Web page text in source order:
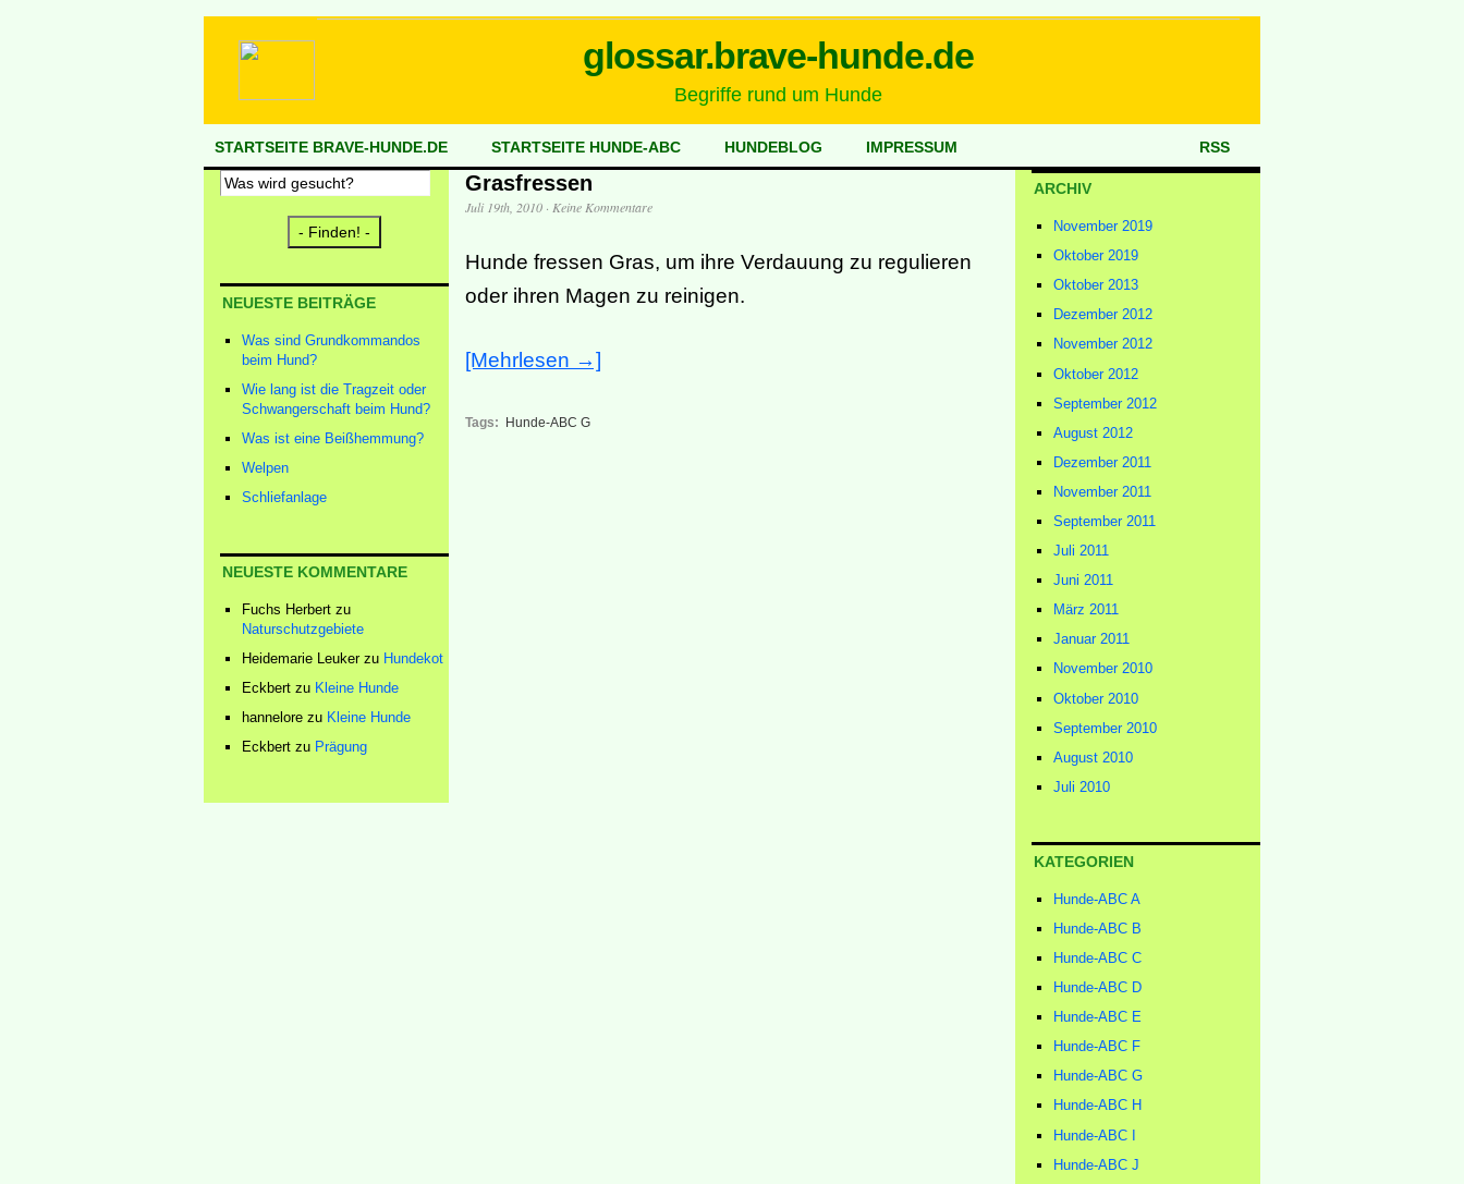
glossar.brave-hunde.de
Begriffe rund um Hunde
STARTSEITE BRAVE-HUNDE.DE STARTSEITE HUNDE-ABC HUNDEBLOG IMPRESSUM RSS
NEUESTE BEITRÄGE
Was sind Grundkommandos
beim Hund?
Wie lang ist die Tragzeit oder
Schwangerschaft beim Hund?
Was ist eine Beißhemmung?
Welpen
Schliefanlage
NEUESTE KOMMENTARE
Fuchs Herbert zu
Naturschutzgebiete
Heidemarie Leukerzu Hundekot
Eckbert zu Kleine Hunde
hannelore zu Kleine Hunde
Eckbert zu Prägung
Grasfressen
Juli 19th, 2010 · Keine Kommentare
Hunde fressen Gras, um ihre Verdauung zu regulieren
oder ihren Magen zu reinigen.
[Mehrlesen →]
Tags: Hunde-ABC G
ARCHIV
November 2019
Oktober 2019
Oktober 2013
Dezember 2012
November 2012
Oktober 2012
September 2012
August 2012
Dezember 2011
November 2011
September 2011
Juli 2011
Juni 2011
März 2011
Januar 2011
November 2010
Oktober 2010
September 2010
August 2010
Juli 2010
KATEGORIEN
Hunde-ABC A
Hunde-ABC B
Hunde-ABC C
Hunde-ABC D
Hunde-ABC E
Hunde-ABC F
Hunde-ABC G
Hunde-ABC H
Hunde-ABC I
Hunde-ABC J